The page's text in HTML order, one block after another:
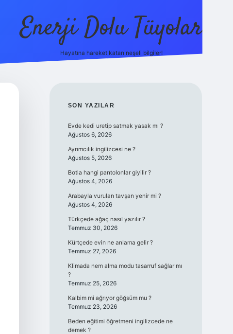
Enerji Dolu Tüyolar
Hayatına hareket katan neşeli bilgiler!
SIDEBAR
SON YAZILAR
Evde kedi uretip satmak yasak mı ?
Ağustos 6, 2026
Ayrımcılık ingilizcesi ne ?
Ağustos 5, 2026
Botla hangi pantolonlar giyilir ?
Ağustos 4, 2026
Arabayla vurulan tavşan yenir mi ?
Ağustos 4, 2026
Türkçede ağaç nasıl yazılır ?
Temmuz 30, 2026
Kürtçede evin ne anlama gelir ?
Temmuz 27, 2026
Klimada nem alma modu tasarruf sağlar mı
?
Temmuz 25, 2026
Kalbim mi ağrıyor göğsüm mu ?
Temmuz 23, 2026
Beden eğitimi öğretmeni ingilizcede ne
demek ?